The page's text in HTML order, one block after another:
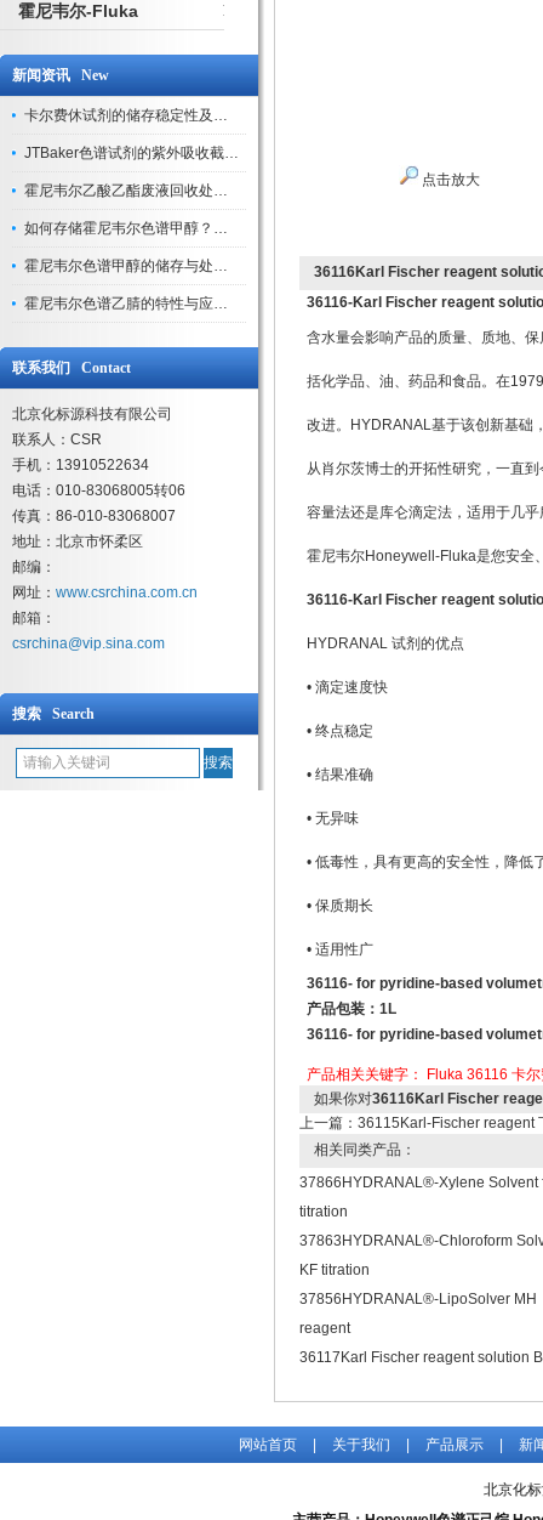
霍尼韦尔-Fluka
新闻资讯 New
卡尔费休试剂的储存稳定性及开封后有效期验证
JTBaker色谱试剂的紫外吸收截止波长与背景干扰
霍尼韦尔乙酸乙酯废液回收处理方法与环保处置建议
如何存储霍尼韦尔色谱甲醇？避光、密封、远离火源
霍尼韦尔色谱甲醇的储存与处理注意事项
霍尼韦尔色谱乙腈的特性与应用领域解析
联系我们 Contact
北京化标源科技有限公司
联系人：CSR
手机：13910522634
电话：010-83068005转06
传真：86-010-83068007
地址：北京市怀柔区
邮编：
网址： www.csrchina.com.cn
邮箱：
csrchina@vip.sina.com
搜索 Search
点击放大
36116Karl Fischer reagent
36116-Karl Fischer reagent
含水量会影响产品的质量、质地、
括化学品、油、药品和食品。在
改进。HYDRANAL基于该创新基础
从肖尔茨博士的开拓性研究，一直
容量法还是库仑滴定法，适用于几
霍尼韦尔Honeywell-Fluka是您安全
36116-Karl Fischer reagent
HYDRANAL 试剂的优点
• 滴定速度快
• 终点稳定
• 结果准确
• 无异味
• 低毒性，具有更高的安全性，降低
• 保质期长
• 适用性广
36116- for pyridine-based
产品包装：1L
36116- for pyridine-based
产品相关关键字： Fluka 36116 卡
如果你对36116Karl Fischer
上一篇： 36115Karl-Fischer reagent
相关同类产品：
37866HYDRANAL®-Xylene Solvent
titration
37863HYDRANAL®-Chloroform
KF titration
37856HYDRANAL®-LipoSolver MH
reagent
36117Karl Fischer reagent solution B
网站首页 关于我们 产品展示 新
北京化